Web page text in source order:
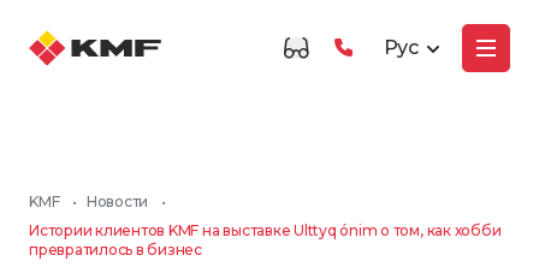
Рус
KMF • Новости
•
Истории клиентов KMF на выставке Ulttyq ónim о том, как хобби
превратилось в бизнес